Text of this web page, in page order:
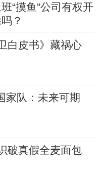
班“摸鱼”公司有权开
？
白皮书》藏祸心
家队：未来可期
破真假全麦面包